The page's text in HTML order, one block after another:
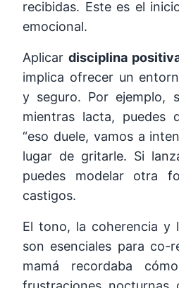
recibidas. Este es el
emocional.
Aplicar disciplina
implica ofrecer un
y seguro. Por ejemplo,
mientras lacta, puedes
“eso duele, vamos a
lugar de gritarle. Si
puedes modelar otra
castigos.
El tono, la coherencia y
son esenciales para co-
mamá recordaba